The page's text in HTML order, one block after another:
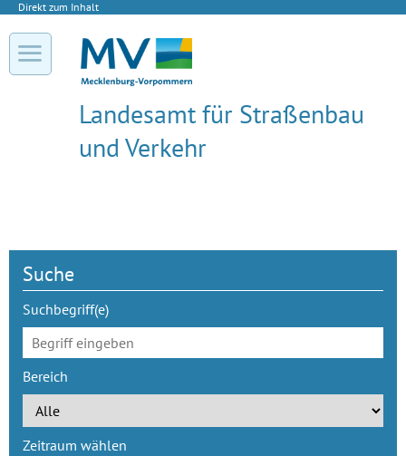
Direkt zum Inhalt
Landesamt für Straßenbau
und Verkehr
Suche
Suchbegriff(e)
Bereich
Zeitraum wählen